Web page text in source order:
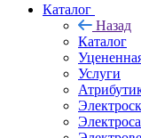
Каталог
Назад
Каталог
Услуги